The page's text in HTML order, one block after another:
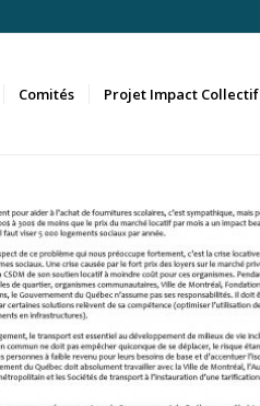
Comités Projet Impact Collectif